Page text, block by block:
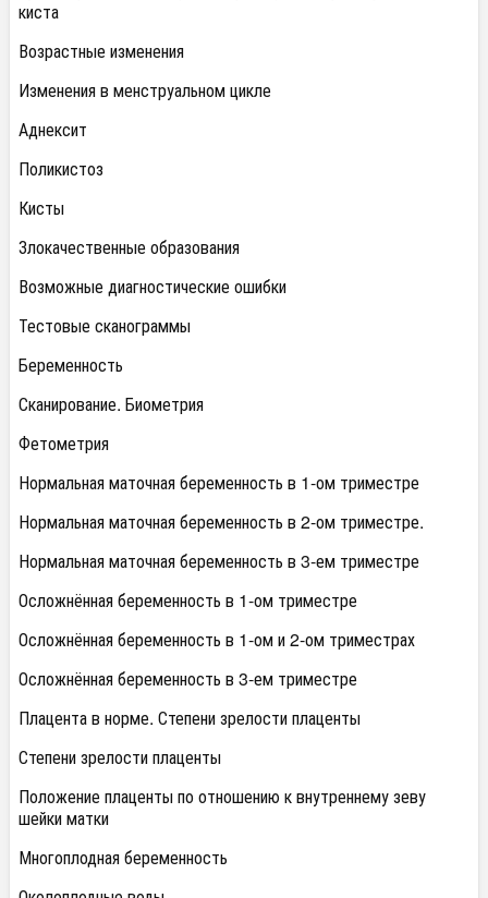
киста
Возрастные изменения
Изменения в менструальном цикле
Аднексит
Поликистоз
Кисты
Злокачественные образования
Возможные диагностические ошибки
Тестовые сканограммы
Беременность
Сканирование. Биометрия
Фетометрия
Нормальная маточная беременность в 1-ом триместре
Нормальная маточная беременность в 2-ом триместре.
Нормальная маточная беременность в 3-ем триместре
Осложнённая беременность в 1-ом триместре
Осложнённая беременность в 1-ом и 2-ом триместрах
Осложнённая беременность в 3-ем триместре
Плацента в норме. Степени зрелости плаценты
Степени зрелости плаценты
Положение плаценты по отношению к внутреннему зеву
шейки матки
Многоплодная беременность